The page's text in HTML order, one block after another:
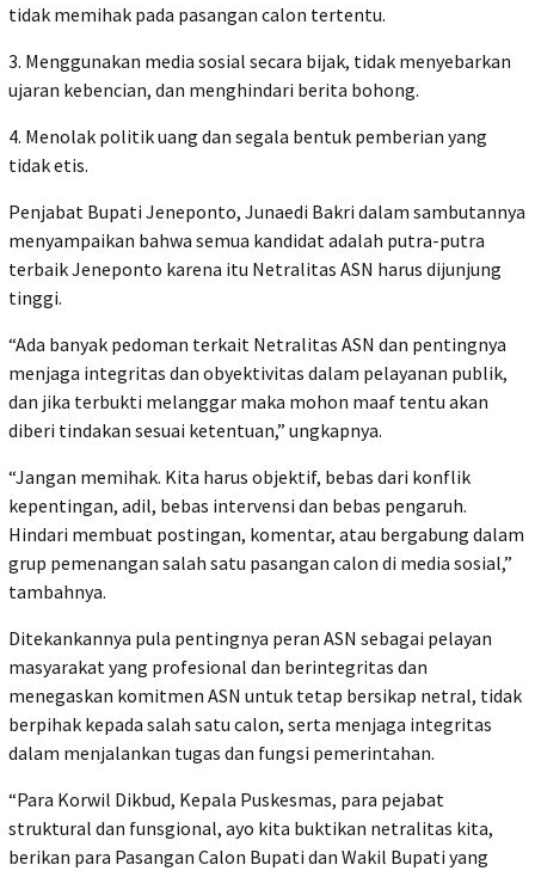
tidak memihak pada pasangan calon tertentu.
3. Menggunakan media sosial secara bijak, tidak menyebarkan
ujaran kebencian, dan menghindari berita bohong.
4. Menolak politik uang dan segala bentuk pemberian yang
tidak etis.
Penjabat Bupati Jeneponto, Junaedi Bakri dalam sambutannya
menyampaikan bahwa semua kandidat adalah putra-putra
terbaik Jeneponto karena itu Netralitas ASN harus dijunjung
tinggi.
“Ada banyak pedoman terkait Netralitas ASN dan pentingnya
menjaga integritas dan obyektivitas dalam pelayanan publik,
dan jika terbukti melanggar maka mohon maaf tentu akan
diberi tindakan sesuai ketentuan,” ungkapnya.
“Jangan memihak. Kita harus objektif, bebas dari konflik
kepentingan, adil, bebas intervensi dan bebas pengaruh.
Hindari membuat postingan, komentar, atau bergabung dalam
grup pemenangan salah satu pasangan calon di media sosial,”
tambahnya.
Ditekankannya pula pentingnya peran ASN sebagai pelayan
masyarakat yang profesional dan berintegritas dan
menegaskan komitmen ASN untuk tetap bersikap netral, tidak
berpihak kepada salah satu calon, serta menjaga integritas
dalam menjalankan tugas dan fungsi pemerintahan.
“Para Korwil Dikbud, Kepala Puskesmas, para pejabat
struktural dan funsgional, ayo kita buktikan netralitas kita,
berikan para Pasangan Calon Bupati dan Wakil Bupati yang